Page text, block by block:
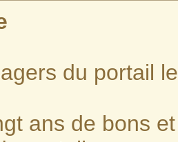
du portail
ans de bons